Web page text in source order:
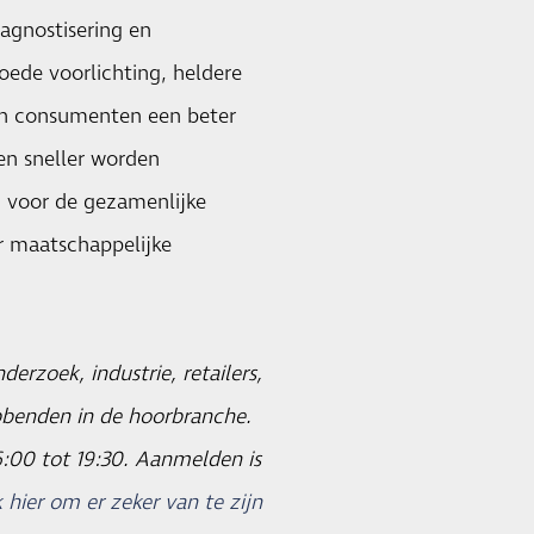
en
voorlichting, heldere
consumenten een beter
sneller worden
de gezamenlijke
maatschappelijke
industrie, retailers,
in de hoorbranche.
tot 19:30. Aanmelden is
hier om er zeker van te zijn